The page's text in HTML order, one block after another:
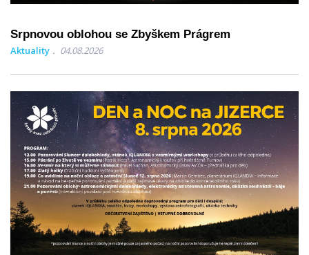
Srpnovou oblohou se Zbyškem Prágrem
Aktuality 04.08.2026